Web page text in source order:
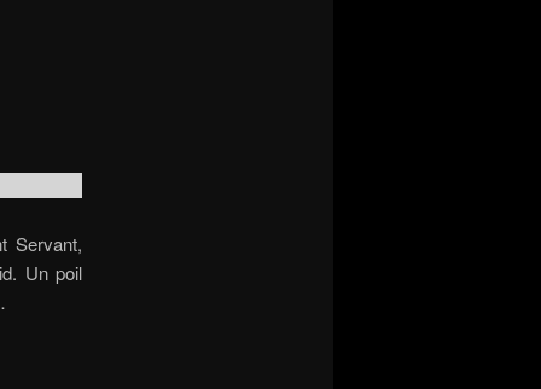
Servant,
Un poil